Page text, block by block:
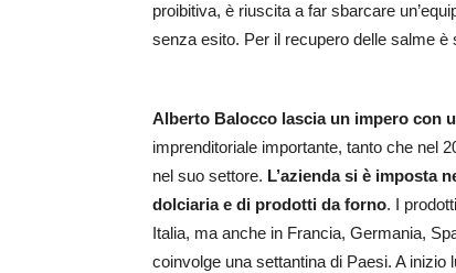
proibitiva, è riuscita a far sbarcare
senza esito. Per il recupero delle salme
Alberto Balocco lascia un impero con
imprenditoriale importante, tanto che nel
nel suo settore. L’azienda si è imposta
dolciaria e di prodotti da forno. I
Italia, ma anche in Francia, Germania,
coinvolge una settantina di Paesi. A